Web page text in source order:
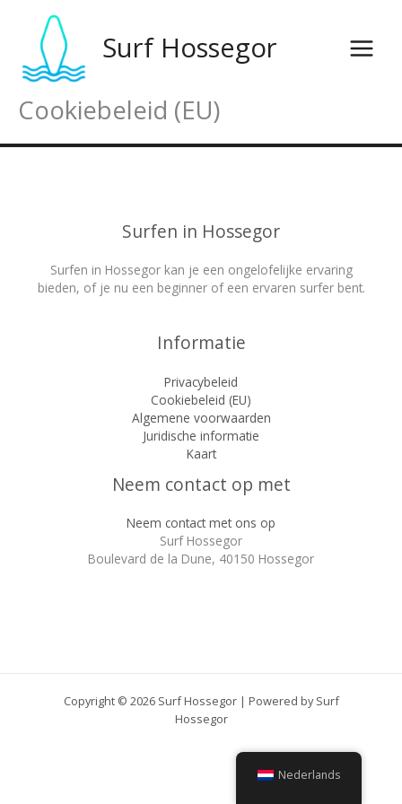
Surf Hossegor
Cookiebeleid (EU)
Surfen in Hossegor
Surfen in Hossegor kan je een ongelofelijke ervaring
bieden, of je nu een beginner of een ervaren surfer bent.
Informatie
Privacybeleid
Cookiebeleid (EU)
Algemene voorwaarden
Juridische informatie
Kaart
Neem contact op met
Neem contact met ons op
Surf Hossegor
Boulevard de la Dune, 40150 Hossegor
Copyright © 2026 Surf Hossegor | Powered by Surf
Hossegor
Nederlands